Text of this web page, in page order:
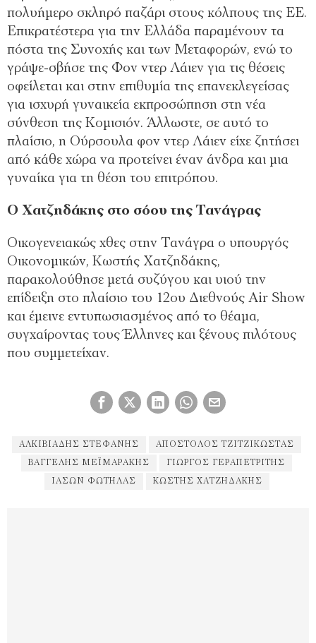
πολυήμερο σκληρό παζάρι στους κόλπους της ΕΕ.
Επικρατέστερα για την Ελλάδα παραμένουν τα
πόστα της Συνοχής και των Μεταφορών, ενώ το
γράψε-σβήσε της Φον ντερ Λάιεν για τις θέσεις
οφείλεται και στην επιθυμία της επανεκλεγείσας
για ισχυρή γυναικεία εκπροσώπηση στη νέα
σύνθεση της Κομισιόν. Άλλωστε, σε αυτό το
πλαίσιο, η Ούρσουλα φον ντερ Λάιεν είχε ζητήσει
από κάθε χώρα να προτείνει έναν άνδρα και μια
γυναίκα για τη θέση του επιτρόπου.
Ο Χατζηδάκης στο σόου της Τανάγρας
Οικογενειακώς χθες στην Τανάγρα ο υπουργός
Οικονομικών, Κωστής Χατζηδάκης,
παρακολούθησε μετά συζύγου και υιού την
επίδειξη στο πλαίσιο του 12ου Διεθνούς Air Show
και έμεινε εντυπωσιασμένος από το θέαμα,
συγχαίροντας τους Έλληνες και ξένους πιλότους
που συμμετείχαν.
ΑΛΚΙΒΙΆΔΗΣ ΣΤΕΦΑΝΉΣ ΑΠΌΣΤΟΛΟΣ ΤΖΙΤΖΙΚΏΣΤΑΣ
ΒΑΓΓΈΛΗΣ ΜΕΪΜΑΡΆΚΗΣ ΓΙΏΡΓΟΣ ΓΕΡΑΠΕΤΡΊΤΗΣ
ΙΆΣΩΝ ΦΩΤΉΛΑΣ ΚΩΣΤΉΣ ΧΑΤΖΗΔΆΚΗΣ